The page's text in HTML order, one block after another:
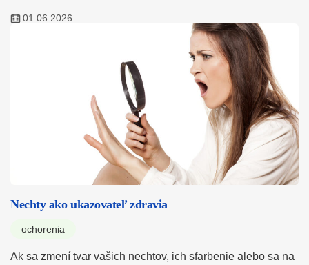
01.06.2026
Nechty ako ukazovateľ zdravia
ochorenia
Ak sa zmení tvar vašich nechtov, ich sfarbenie alebo sa na